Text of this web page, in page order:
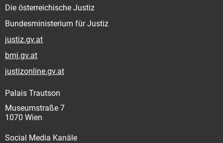
Die österreichische Justiz
Bundesministerium für Justiz
justiz.gv.at
bmj.gv.at
justizonline.gv.at
Palais Trautson
Museumstraße 7
1070 Wien
Social Media Kanäle